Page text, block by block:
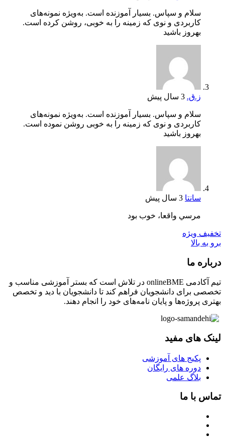
سلام و سپاس. بسیار آموزنده است. به‌ویژه نمونه‌های
کاربردی و نوی که زمینه را به خوبی، روشن کرده است.
بهروز باشید
ز.ق. 3 سال پیش
سلام و سپاس. بسیار آموزنده است. به‌ویژه نمونه‌های
کاربردی و نوی که زمینه را به خوبی روشن نموده است.
بهروز باشید
سانتا 3 سال پیش
مرسي واقعا، خوب بود
تخفیف ویژه
برو به بالا
درباره ما
تیم آکادمی onlineBME در تلاش است که بستر آموزشی مناسب و
تخصصی برای دانشجویان فراهم کند تا دانشجویان با دید و تخصص
بهتری پروژه‌ها و پایان نامه‌های خود را انجام دهند.
لینک های مفید
پکیج های آموزشی
دوره های رایگان
بلاگ علمی
تماس با ما